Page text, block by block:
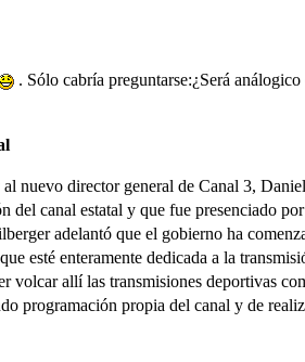
. Sólo cabría preguntarse:¿Será
nuevo director general de Canal 3,
canal estatal y que fue presenciado
adelantó que el gobierno ha
esté enteramente dedicada a la
volcar allí las transmisiones deportivas
programación propia del canal y de